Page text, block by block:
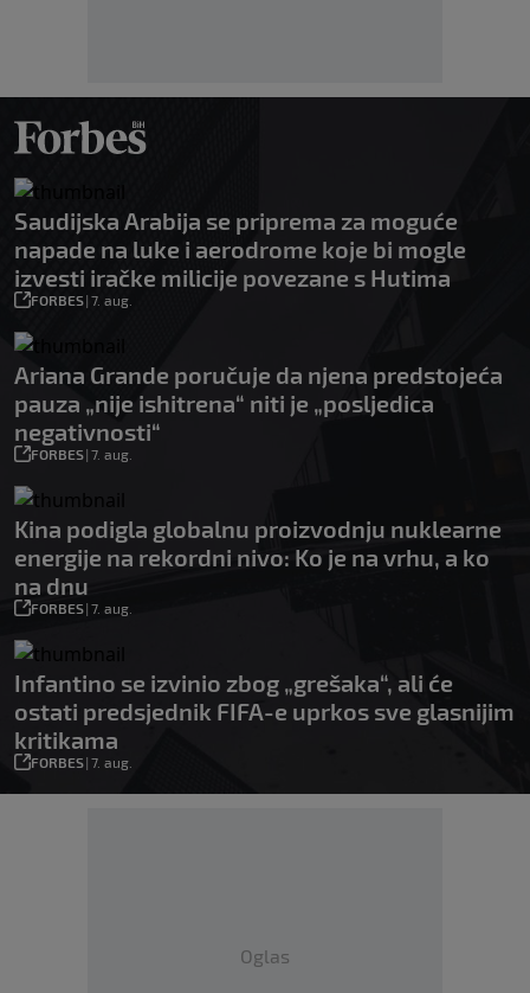
Saudijska Arabija se priprema za moguće
napade na luke i aerodrome koje bi mogle
izvesti iračke milicije povezane s Hutima
FORBES| 7. aug.
Ariana Grande poručuje da njena predstojeća
pauza „nije ishitrena“ niti je „posljedica
negativnosti“
FORBES| 7. aug.
Kina podigla globalnu proizvodnju nuklearne
energije na rekordni nivo: Ko je na vrhu, a ko
na dnu
FORBES| 7. aug.
Infantino se izvinio zbog „grešaka“, ali će
ostati predsjednik FIFA-e uprkos sve glasnijim
kritikama
FORBES| 7. aug.
Oglas